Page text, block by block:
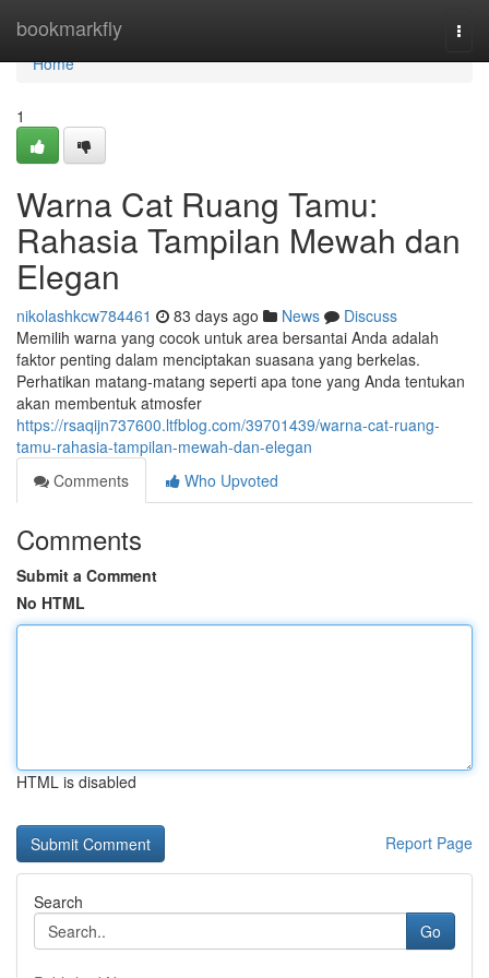
bookmarkfly
Home
Home
1
Warna Cat Ruang Tamu:
Rahasia Tampilan Mewah dan
Elegan
nikolashkcw784461 83 days ago News
Discuss
Memilih warna yang cocok untuk area bersantai Anda adalah
faktor penting dalam menciptakan suasana yang berkelas.
Perhatikan matang-matang seperti apa tone yang Anda tentukan
akan membentuk atmosfer
https://rsaqijn737600.ltfblog.com/39701439/warna-cat-ruang-
tamu-rahasia-tampilan-mewah-dan-elegan
Comments
Who Upvoted
Comments
Submit a Comment
No HTML
HTML is disabled
Report Page
Search
Go